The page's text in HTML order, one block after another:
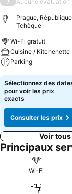
Prague, République
Tchèque
Wi-Fi gratuit
Cuisine / Kitchenette
Parking
Consulter les prix
Sélectionnez des
pour voir les prix
exacts
Consulter les prix
Voir
Principaux
Wi-Fi